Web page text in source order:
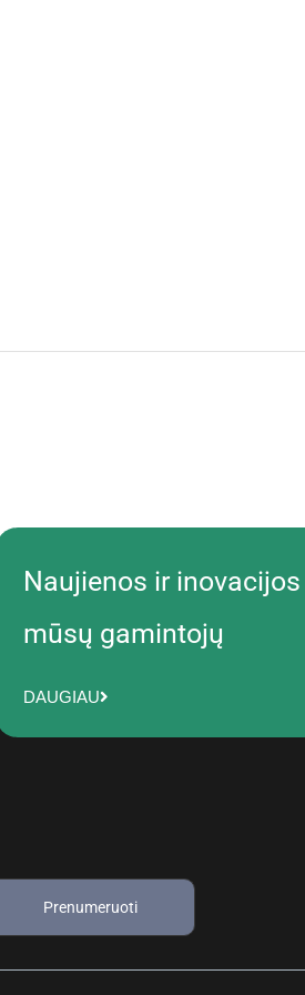
Naujienos ir
mūsų gamintojų
DAUGIAU
Prenumeruoti